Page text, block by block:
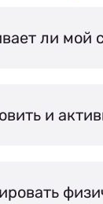
ли мой
и